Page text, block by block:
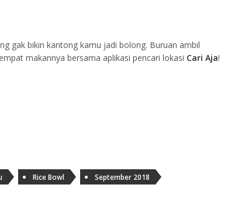
gak bikin kantong kamu jadi bolong. Buruan ambil
makannya bersama aplikasi pencari lokasi Cari Aja!
Rice Bowl September 2018